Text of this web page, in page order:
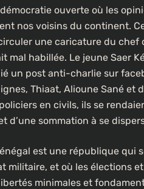
ouverte où les
nos voisins du continent.
une caricature du chef
mal habillée. Le jeune Saer
un post anti-charlie sur
Thiaat, Alioune Sané et
en civils, ils se
d’une sommation à se
est une république qui
militaire, et où les élections
minimales et